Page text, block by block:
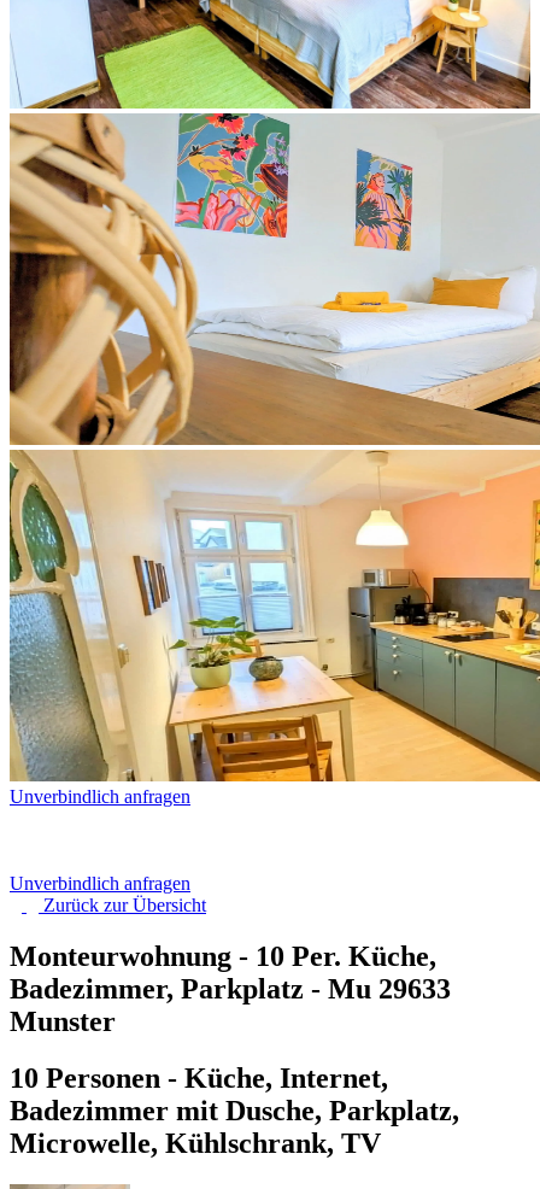
Unverbindlich anfragen
Unverbindlich anfragen
Zurück zurÜbersicht
Monteurwohnung - 10 Per. Küche,
Badezimmer, Parkplatz - Mu 29633
Munster
10 Personen - Küche, Internet,
Badezimmer mit Dusche, Parkplatz,
Microwelle, Kühlschrank, TV